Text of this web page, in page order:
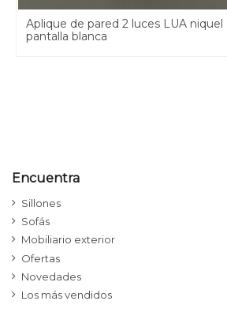
Aplique de pared 2 luces LUA niquel
pantalla blanca
Encuentra
Sillones
Sofás
Mobiliario exterior
Ofertas
Novedades
Los más vendidos